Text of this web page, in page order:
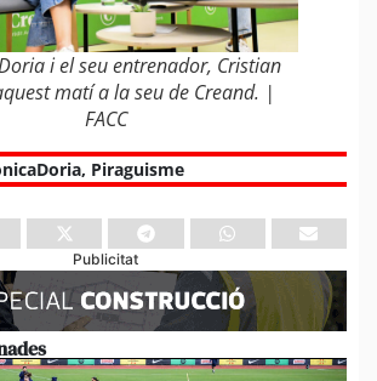
i el seu entrenador, Cristian
matí a la seu de Creand. |
FACC
, Piraguisme
Publicitat